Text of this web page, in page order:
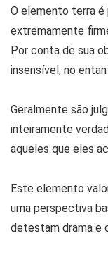
O elemento terra
extremamente
Por conta de sua
insensível, no
Geralmente são
inteiramente
aqueles que eles
Este elemento
uma perspectiva
detestam drama e